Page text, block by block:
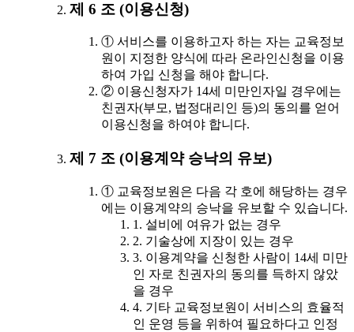
제 6 조 (이용신청)
① 서비스를 이용하고자 하는 자는 교육정보
원이 지정한 양식에 따라 온라인신청을 이용
하여 가입 신청을 해야 합니다.
② 이용신청자가 14세 미만인자일 경우에는
친권자(부모, 법정대리인 등)의 동의를 얻어
이용신청을 하여야 합니다.
제 7 조 (이용계약 승낙의 유보)
① 교육정보원은 다음 각 호에 해당하는 경우
에는 이용계약의 승낙을 유보할 수 있습니다.
1. 설비에 여유가 없는 경우
2. 기술상에 지장이 있는 경우
3. 이용계약을 신청한 사람이 14세 미만
인 자로 친권자의 동의를 득하지 않았
을 경우
4. 기타 교육정보원이 서비스의 효율적
인 운영 등을 위하여 필요하다고 인정